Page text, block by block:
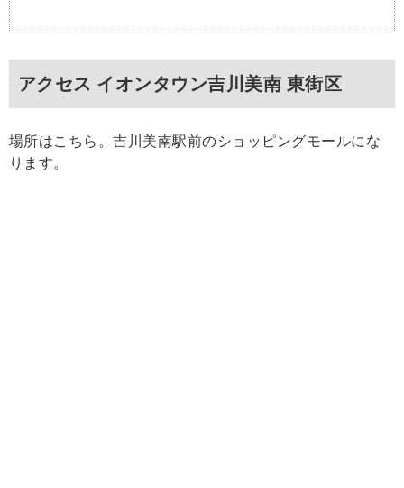
アクセス イオンタウン吉川美南 東街区
場所はこちら。吉川美南駅前のショッピングモールにな
ります。